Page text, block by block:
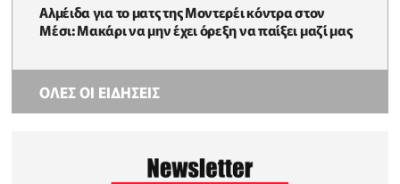
Αλμέιδα για το ματς της Μοντερέι κόντρα στον
Μέσι: Μακάρι να μην έχει όρεξη να παίξει μαζί μας
ΟΛΕΣ ΟΙ ΕΙΔΗΣΕΙΣ